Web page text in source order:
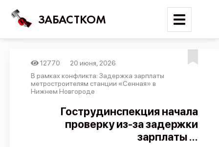
ЗАБАСТКОМ
Войти
Новости
Карта событий
12770
20 июня, 2026
В рамках конфликта: Задержка зарплаты
метростроителям станции «Сенная» в
Нижнем Новгороде
Гострудинспекция начала
проверку из-за задержки
зарплаты ...